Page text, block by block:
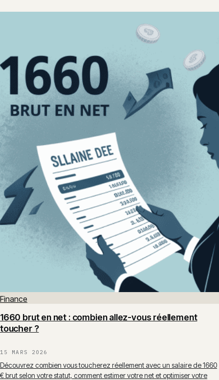
Finance
1660 brut en net : combien allez-vous réellement
toucher ?
15 MARS 2026
Découvrez combien vous toucherez réellement avec un salaire de 1660
€ brut selon votre statut, comment estimer votre net et optimiser votre